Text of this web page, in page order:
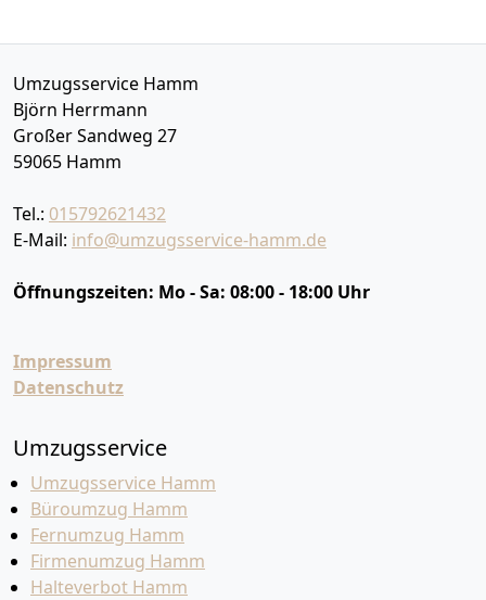
Umzugsservice Hamm
Björn Herrmann
Großer Sandweg 27
59065 Hamm
Tel.: 015792621432
E-Mail: info@umzugsservice-hamm.de
Öffnungszeiten: Mo - Sa: 08:00 - 18:00 Uhr
Impressum
Datenschutz
Umzugsservice
Umzugsservice Hamm
Büroumzug Hamm
Fernumzug Hamm
Firmenumzug Hamm
Halteverbot Hamm